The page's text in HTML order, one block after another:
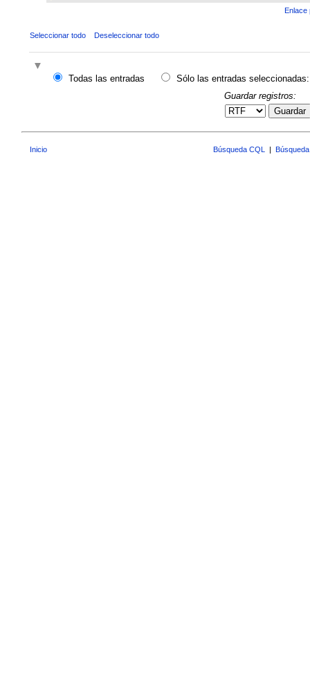
Enlace
Seleccionar todo Deseleccionar todo
Todas las entradas
Sólo las entradas seleccionadas:
Guardar registros:
Guardar
Inicio Búsqueda CQL